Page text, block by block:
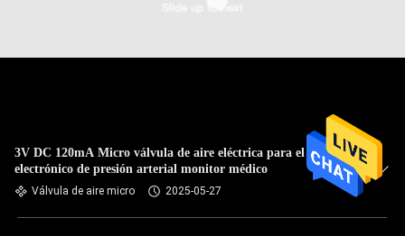
3V DC 120mA Micro válvula de aire eléctrica para el medidor
electrónico de presión arterial monitor médico
Válvula de aire micro 2025-05-27